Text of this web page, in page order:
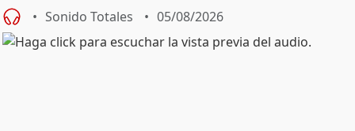
Sonido Totales 05/08/2026